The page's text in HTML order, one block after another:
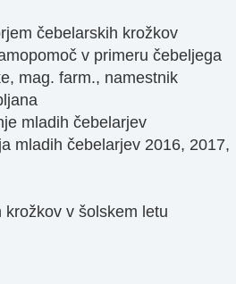
čebelarskih krožkov
v primeru čebeljega
mag. farm., namestnik
mladih čebelarjev
mladih čebelarjev 2016, 2017,
v šolskem letu